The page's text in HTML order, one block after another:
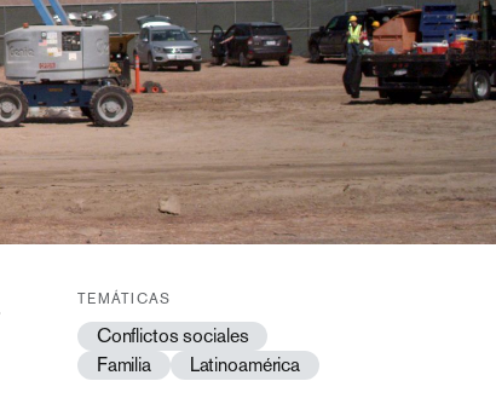
TEMÁTICAS
Conflictos sociales
Familia
Latinoamérica